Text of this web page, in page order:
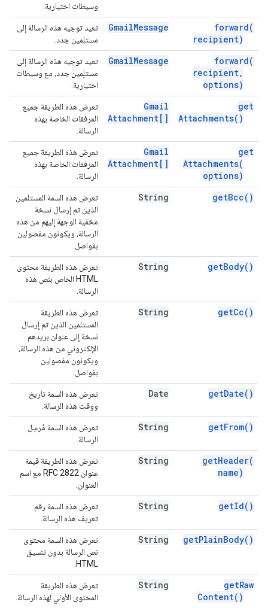
وسيطات اختيارية.
forward(
recipient)
GmailMessage
تعيد توجيه هذه الرسالة إلى
مستلِمين جدد.
forward(
recipient,
options)
GmailMessage
تعيد توجيه هذه الرسالة إلى
مستلِمين جدد، مع وسيطات
اختيارية.
get
Attachments( )
Gmail
Attachment[]
تعرض هذه الطريقة جميع
المرفقات الخاصة بهذه
الرسالة.
get
Attachments(
options)
Gmail
Attachment[]
تعرض هذه الطريقة جميع
المرفقات الخاصة بهذه
الرسالة.
getBcc( )
String
تعرض هذه السمة المستلمين
الذين تم إرسال نسخة
مخفية الوجهة إليهم من هذه
الرسالة، ويكونون مفصولين
بفواصل.
getBody( )
String
تعرض هذه الطريقة محتوى
HTML الخاص بنص هذه
الرسالة.
getCc( )
String
تعرض هذه الطريقة
المستلمين الذين تم إرسال
نسخة إلى عنوان بريدهم
الإلكتروني من هذه الرسالة،
ويكونون مفصولين
بفواصل.
getDate( )
Date
تعرض هذه السمة تاريخ
ووقت هذه الرسالة.
getFrom( )
String
تعرض هذه السمة مُرسِل
الرسالة.
getHeader(
name)
String
تعرض هذه الطريقة قيمة
عنوان RFC 2822 مع اسم
العنوان.
getId( )
String
تعرض هذه السمة رقم
تعريف هذه الرسالة.
getPlainBody( )
String
تعرض هذه السمة محتوى
نص الرسالة بدون تنسيق
HTML.
getRaw
Content( )
String
تعرض هذه الطريقة
المحتوى الأولي لهذه الرسالة.